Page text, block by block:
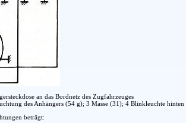
an das Bordnetz des Zugfahrzeuges
des Anhängers (54 g); 3 Masse (31); 4 Blinkleuchte
beträgt: